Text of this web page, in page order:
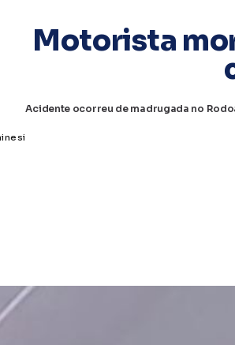
Motorista
Acidente ocorreu de madrugada no